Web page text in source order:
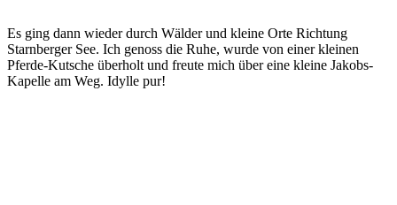
Es ging dann wieder durch Wälder und kleine Orte Richtung
Starnberger See. Ich genoss die Ruhe, wurde von einer kleinen
Pferde-Kutsche überholt und freute mich über eine kleine Jakobs-
Kapelle am Weg. Idylle pur!